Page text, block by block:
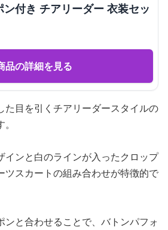
付き チアリーダー 衣装セッ
品の詳細を見る
た目を引くチアリーダースタイルの
インと白のラインが入ったクロップ
ツスカートの組み合わせが特徴的で
ンと合わせることで、バトンパフォ